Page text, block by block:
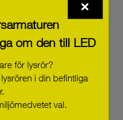
BASIC NM 133 ER
om den till LED
för lysrör?
i din befintliga
val.